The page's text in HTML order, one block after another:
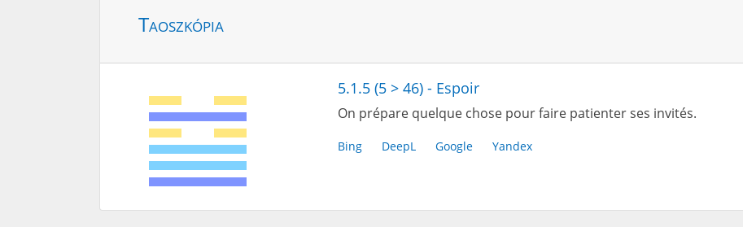
Taoszkópia
5.1.5 (5 > 46) - Espoir
On prépare quelque chose pour faire patienter ses invités.
Bing DeepL Google Yandex